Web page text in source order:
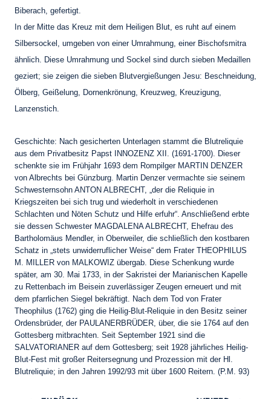
Biberach, gefertigt.
In der Mitte das Kreuz mit dem Heiligen Blut, es ruht auf einem
Silbersockel, umgeben von einer Umrahmung, einer Bischofsmitra
ähnlich. Diese Umrahmung und Sockel sind durch sieben Medaillen
geziert; sie zeigen die sieben Blutvergießungen Jesu: Beschneidung,
Ölberg, Geißelung, Dornenkrönung, Kreuzweg, Kreuzigung,
Lanzenstich.
Geschichte: Nach gesicherten Unterlagen stammt die Blutreliquie
aus dem Privatbesitz Papst INNOZENZ XII. (1691-1700). Dieser
schenkte sie im Frühjahr 1693 dem Rompilger MARTIN DENZER
von Albrechts bei Günzburg. Martin Denzer vermachte sie seinem
Schwesternsohn ANTON ALBRECHT, „der die Reliquie in
Kriegszeiten bei sich trug und wiederholt in verschiedenen
Schlachten und Nöten Schutz und Hilfe erfuhr“. Anschließend erbte
sie dessen Schwester MAGDALENA ALBRECHT, Ehefrau des
Bartholomäus Mendler, in Oberweiler, die schließlich den kostbaren
Schatz in „stets unwiderruflicher Weise“ dem Frater THEOPHILUS
M. MILLER von MALKOWIZ übergab. Diese Schenkung wurde
später, am 30. Mai 1733, in der Sakristei der Marianischen Kapelle
zu Rettenbach im Beisein zuverlässiger Zeugen erneuert und mit
dem pfarrlichen Siegel bekräftigt. Nach dem Tod von Frater
Theophilus (1762) ging die Heilig-Blut-Reliquie in den Besitz seiner
Ordensbrüder, der PAULANERBRÜDER, über, die sie 1764 auf den
Gottesberg mitbrachten. Seit September 1921 sind die
SALVATORIANER auf dem Gottesberg; seit 1928 jährliches Heilig-
Blut-Fest mit großer Reitersegnung und Prozession mit der Hl.
Blutreliquie; in den Jahren 1992/93 mit über 1600 Reitern. (P.M. 93)